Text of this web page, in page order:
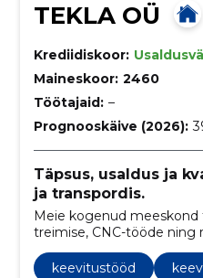
TEKLA OÜ
Krediidiskoor:
Maineskoor: 2460
Töötajaid: –
Prognooskäive (2026):
Täpsus, usaldus ja
ja transpordis.
Meie kogenud
treimise, CNC-tööde ning
tagades täpsed ja
vastavalt klientide
keevitustööd